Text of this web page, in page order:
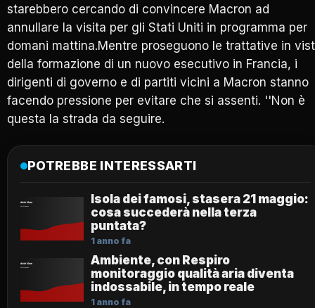
starebbero cercando di convincere Macron ad
annullare la visita per gli Stati Uniti in programma per
domani mattina.Mentre proseguono le trattative in
della formazione di un nuovo esecutivo in Francia, i
dirigenti di governo e di partiti vicini a Macron stanno
facendo pressione per evitare che si assenti. ''Non è
questa la strada da seguire.
POTREBBE INTERESSARTI
Isola dei famosi, stasera 21 maggio:
cosa succederà nella terza
puntata?
1 anno fa
Ambiente, con Respiro
monitoraggio qualità aria diventa
indossabile, in tempo reale
1 anno fa